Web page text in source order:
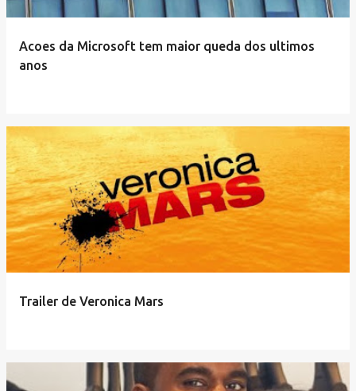
Acoes da Microsoft tem maior queda dos ultimos
anos
Trailer de Veronica Mars